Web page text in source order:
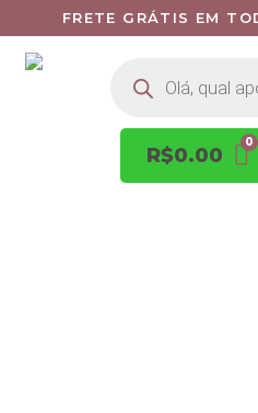
FRETE GRÁTIS EM
R$0.00